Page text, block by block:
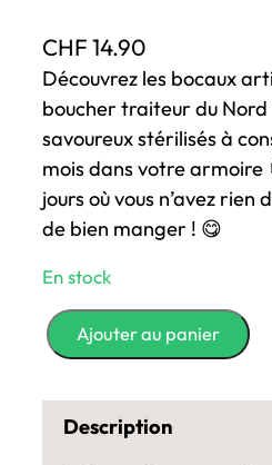
CHF14.90
Découvrez les bocaux
boucher traiteur du Nord
savoureux stérilisés à
mois dans votre armoire
jours où vous n’avez rien
de bien manger ! 😋
En stock
q
u
Ajouter au panier
Description